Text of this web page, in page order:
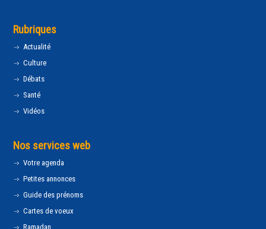
Rubriques
Actualité
Culture
Débats
Santé
Vidéos
Nos services web
Votre agenda
Petites annonces
Guide des prénoms
Cartes de voeux
Ramadan